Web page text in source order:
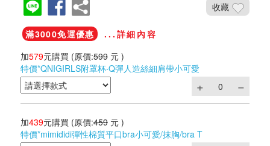
收藏
滿3000免運優惠
...詳細內容
加579元購買 (原價:599 元 )
特價*QNIGIRLS附罩杯‧Q彈人造絲細肩帶小可愛
加439元購買 (原價:459 元 )
特價*mimididi彈性棉質平口bra小可愛/抹胸/bra T